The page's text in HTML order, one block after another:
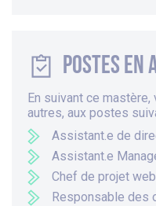
Postes
En suivant ce
autres, aux postes
Assistant.e de
Assistant.e
Chef de projet
Responsable des